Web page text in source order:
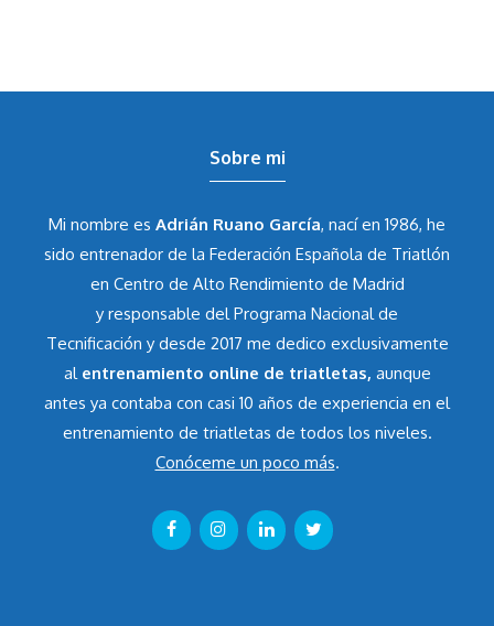
Sobre mi
Mi nombre es Adrián Ruano García, nací en 1986, he
sido entrenador de la Federación Española de Triatlón
en Centro de Alto Rendimiento de Madrid
y responsable del Programa Nacional de
Tecnificación y desde 2017 me dedico exclusivamente
al entrenamiento online de triatletas, aunque
antes ya contaba con casi 10 años de experiencia en el
entrenamiento de triatletas de todos los niveles.
Conóceme un poco más.